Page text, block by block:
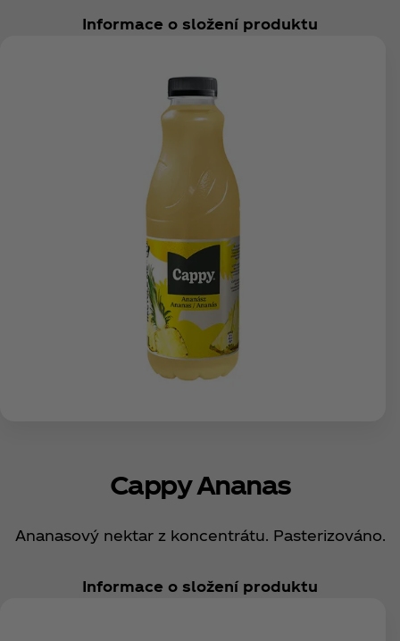
Informace o složení produktu
Cappy Ananas
Ananasový nektar z koncentrátu. Pasterizováno.
Informace o složení produktu